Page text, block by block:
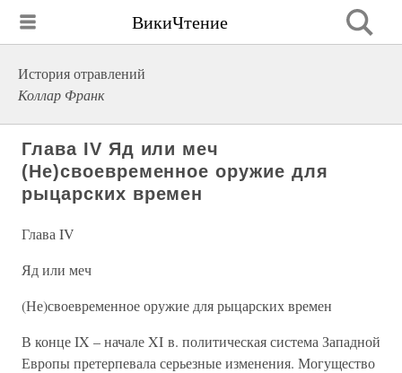
ВикиЧтение
История отравлений
Коллар Франк
Глава IV Яд или меч
(Не)своевременное оружие для
рыцарских времен
Глава IV
Яд или меч
(Не)своевременное оружие для рыцарских времен
В конце IX – начале XI в. политическая система Западной
Европы претерпевала серьезные изменения. Могущество